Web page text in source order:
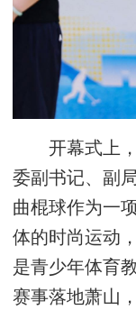
开幕式上，
委副书记、副
曲棍球作为一
体的时尚运动
是青少年体育
赛事落地萧山